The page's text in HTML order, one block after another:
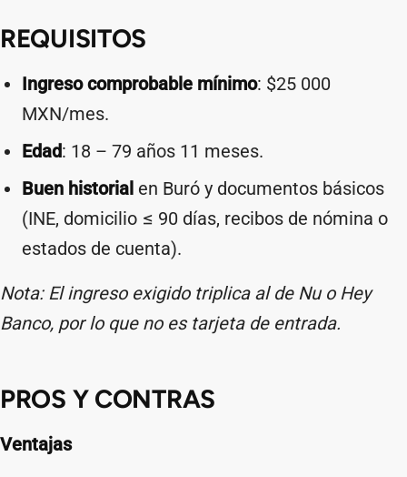
REQUISITOS
Ingreso comprobable mínimo: $25 000
MXN/mes.
Edad: 18 – 79 años 11 meses.
Buen historial en Buró y documentos básicos
(INE, domicilio ≤ 90 días, recibos de nómina o
estados de cuenta).
Nota: El ingreso exigido triplica al de Nu o Hey
Banco, por lo que no es tarjeta de entrada.
PROS Y CONTRAS
Ventajas